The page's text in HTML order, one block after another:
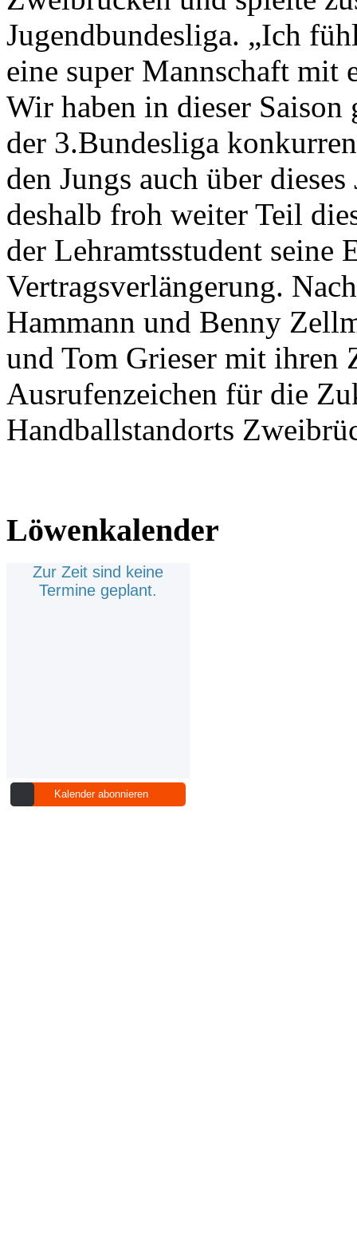
Jugendbundesliga. „Ich
eine super Mannschaft mit
Wir haben in dieser
der 3.Bundesliga
den Jungs auch über
deshalb froh weiter Teil
der Lehramtsstudent seine
Vertragsverlängerung.
Hammann und Benny
und Tom Grieser mit ihren
Ausrufenzeichen für die
Handballstandorts
Löwenkalender